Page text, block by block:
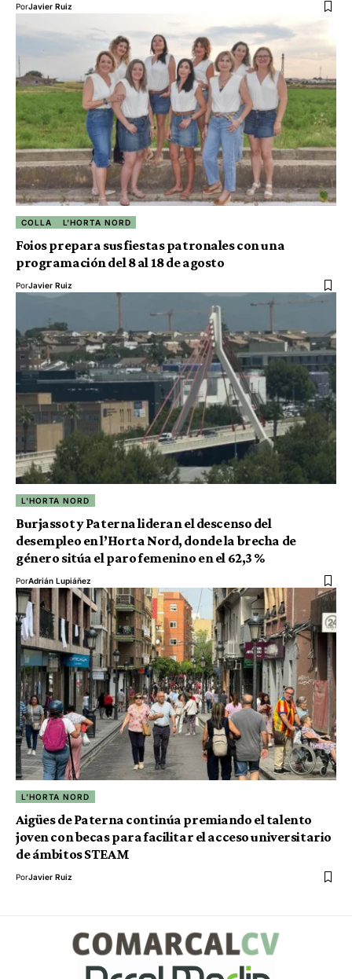
PorJavier Ruiz
COLLA L'HORTA NORD
Foios prepara sus fiestas patronales con una
programación del 8 al 18 de agosto
PorJavier Ruiz
L'HORTA NORD
Burjassot y Paterna lideran el descenso del
desempleo en l’Horta Nord, donde la brecha de
género sitúa el paro femenino en el 62,3 %
PorAdrián Lupiáñez
L'HORTA NORD
Aigües de Paterna continúa premiando el talento
joven con becas para facilitar el acceso universitario
de ámbitos STEAM
PorJavier Ruiz